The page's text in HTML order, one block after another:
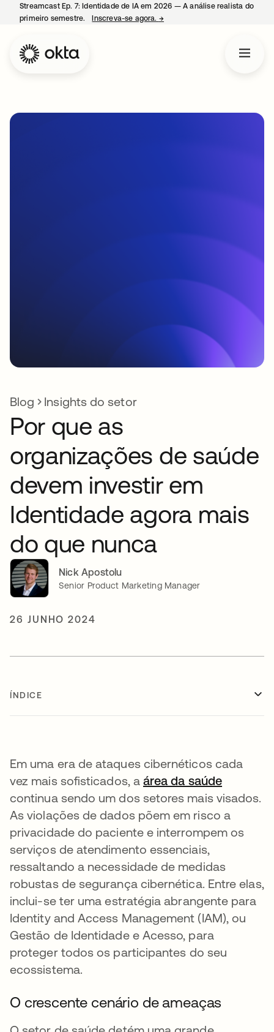
Streamcast Ep. 7: Identidade de IA em 2026 — A análise realista do
primeiro semestre.
Inscreva-se agora. →
Blog Insights do setor
Por que as
organizações de saúde
devem investir em
Identidade agora mais
do que nunca
Nick Apostolu
Senior Product Marketing Manager
26 JUNHO 2024
ÍNDICE
Em uma era de ataques cibernéticos cada
vez mais sofisticados, aárea da saúde
continua sendo um dos setores mais visados.
As violações de dados põem em risco a
privacidade do paciente e interrompem os
serviços de atendimento essenciais,
ressaltando a necessidade de medidas
robustas de segurança cibernética. Entre elas,
inclui-se ter uma estratégia abrangente para
Identity and Access Management (IAM), ou
Gestão de Identidade e Acesso, para
proteger todos os participantes do seu
ecossistema.
O crescente cenário de ameaças